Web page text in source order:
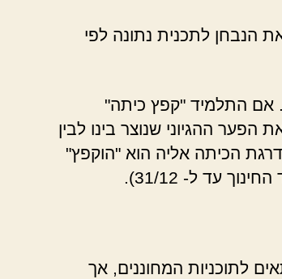
הנבחן לתכנית נתונה לפי
אם התלמיד "קפץ כיתה"
ההגיוני שנוצר בינו לבין
הכיתה אליה הוא "הוקפץ"
עד ל- 31/12).
לתוכניות המחוננים, אך